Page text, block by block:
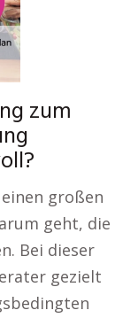
zum
großen
geht, die
Bei dieser
gezielt